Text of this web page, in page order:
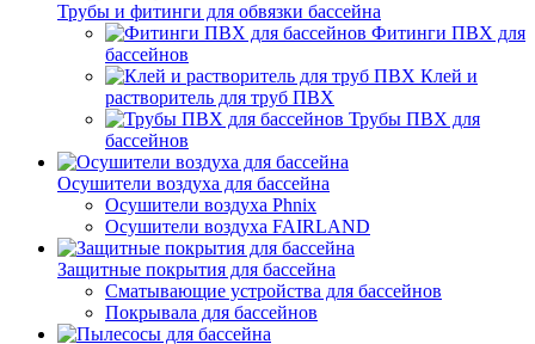
Трубы и фитинги для обвязки бассейна
Фитинги ПВХ для
бассейнов
Клей и
растворитель для труб ПВХ
Трубы ПВХ для
бассейнов
Осушители воздуха для бассейна
Осушители воздуха Phnix
Осушители воздуха FAIRLAND
Защитные покрытия для бассейна
Сматывающие устройства для бассейнов
Покрывала для бассейнов